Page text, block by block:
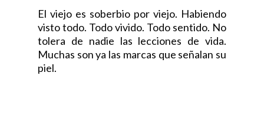
El viejo es soberbio por viejo. Habiendo
visto todo. Todo vivido. Todo sentido. No
tolera de nadie las lecciones de vida.
Muchas son ya las marcas que señalan su
piel.